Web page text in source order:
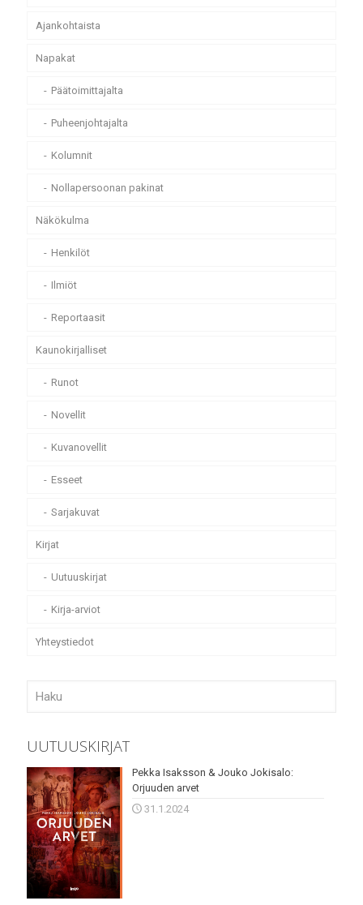
Ajankohtaista
Napakat
Päätoimittajalta
Puheenjohtajalta
Kolumnit
Nollapersoonan pakinat
Näkökulma
Henkilöt
Ilmiöt
Reportaasit
Kaunokirjalliset
Runot
Novellit
Kuvanovellit
Esseet
Sarjakuvat
Kirjat
Uutuuskirjat
Kirja-arviot
Yhteystiedot
UUTUUSKIRJAT
Pekka Isaksson & Jouko Jokisalo:
Orjuuden arvet
31.1.2024